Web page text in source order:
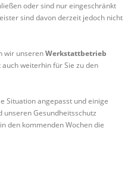
oder sind nur eingeschränkt
sind davon derzeit jedoch nicht
wir unserenWerkstattbetrieb
weiterhin für Sie zu den
Situation angepasst und einige
unseren Gesundheitsschutz
den kommenden Wochen die